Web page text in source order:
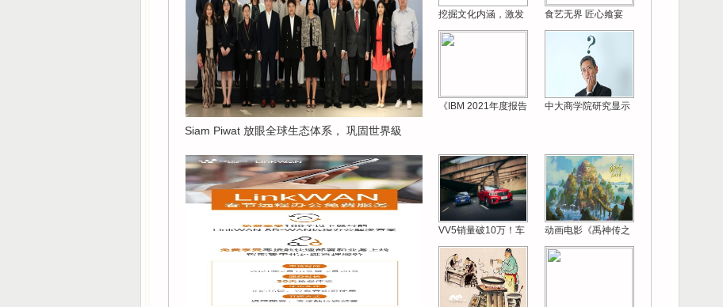
Siam Piwat 放眼全球生态体系， 巩固世界級
挖掘文化内涵，激发 食艺无界 匠心飨宴
《IBM 2021年度报告 中大商学院研究显示
VV5销量破10万！车 动画电影《禹神传之